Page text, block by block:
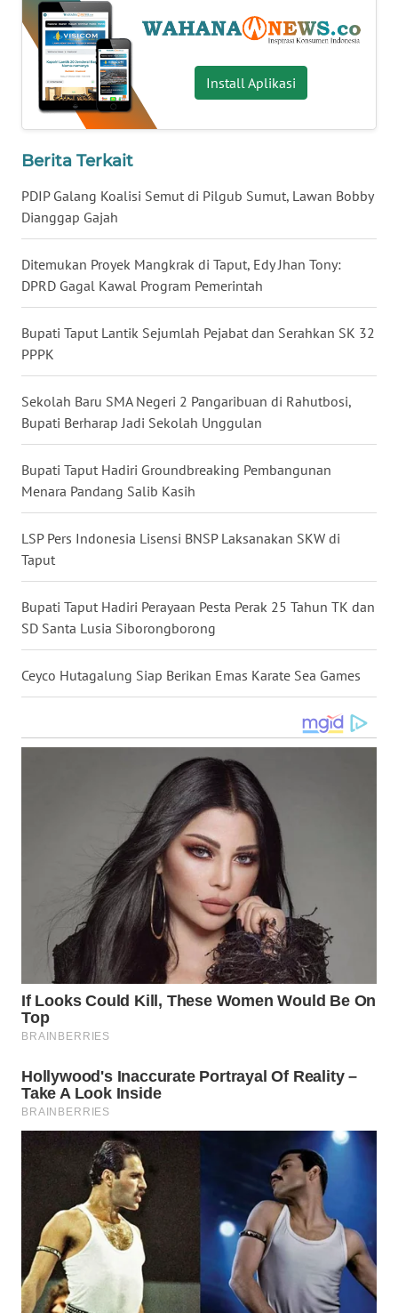
Install Aplikasi
Berita Terkait
PDIP Galang Koalisi Semut di Pilgub Sumut, Lawan Bobby
Dianggap Gajah
Ditemukan Proyek Mangkrak di Taput, Edy Jhan Tony:
DPRD Gagal Kawal Program Pemerintah
Bupati Taput Lantik Sejumlah Pejabat dan Serahkan SK 32
PPPK
Sekolah Baru SMA Negeri 2 Pangaribuan di Rahutbosi,
Bupati Berharap Jadi Sekolah Unggulan
Bupati Taput Hadiri Groundbreaking Pembangunan
Menara Pandang Salib Kasih
LSP Pers Indonesia Lisensi BNSP Laksanakan SKW di
Taput
Bupati Taput Hadiri Perayaan Pesta Perak 25 Tahun TK dan
SD Santa Lusia Siborongborong
Ceyco Hutagalung Siap Berikan Emas Karate Sea Games
WN
BABEL
WN
SUMBAR
WN
WN
BENGKULU
WN
LAMPUNG
WN
JATENG
WN
WN
WN
JATIM
WN
BALI
WN
KALBAR
WN
WN
KALTIM
WN
SULSEL
WN
GORONTALO
SULUT
WN
MALUKU
WN
MALUT